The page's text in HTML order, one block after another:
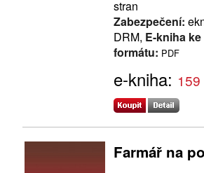
stran
Zabezpečení:
DRM, E-kniha
formátu: PDF
e-kniha:
Farmář na